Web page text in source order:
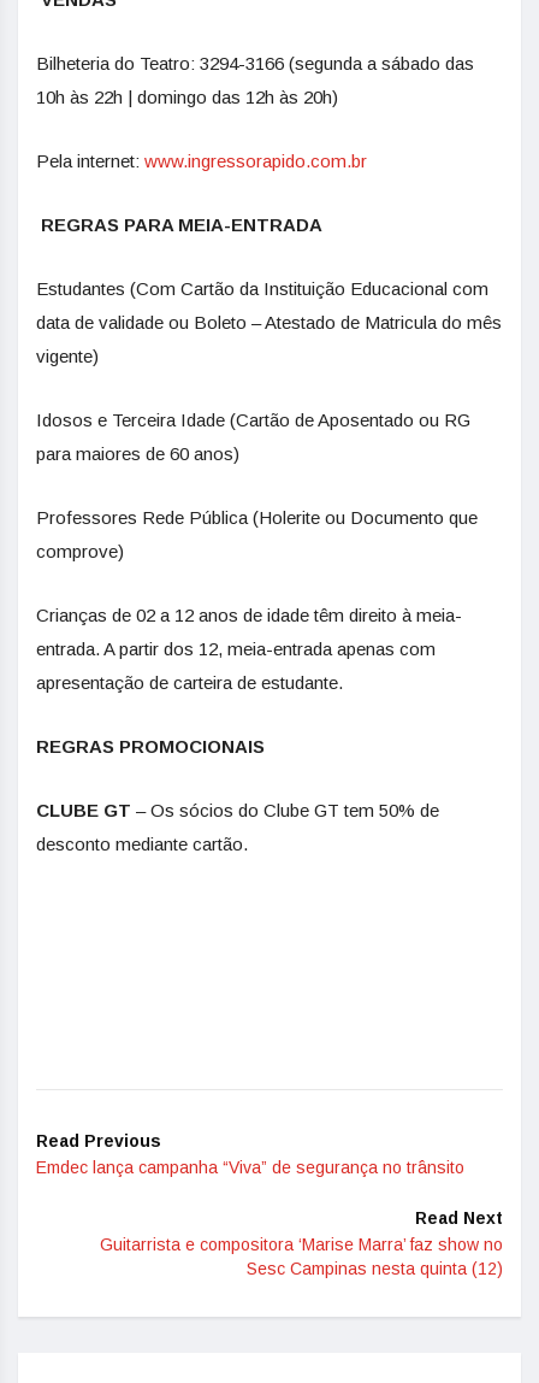
Bilheteria do Teatro: 3294-3166 (segunda a sábado das
10h às 22h | domingo das 12h às 20h)
Pela internet: www.ingressorapido.com.br
REGRAS PARA MEIA-ENTRADA
Estudantes (Com Cartão da Instituição Educacional com
data de validade ou Boleto – Atestado de Matricula do mês
vigente)
Idosos e Terceira Idade (Cartão de Aposentado ou RG
para maiores de 60 anos)
Professores Rede Pública (Holerite ou Documento que
comprove)
Crianças de 02 a 12 anos de idade têm direito à meia-
entrada. A partir dos 12, meia-entrada apenas com
apresentação de carteira de estudante.
REGRAS PROMOCIONAIS
CLUBE GT – Os sócios do Clube GT tem 50% de
desconto mediante cartão.
Read Previous
Emdec lança campanha “Viva” de segurança no trânsito
Read Next
Guitarrista e compositora ‘Marise Marra’ faz show no
Sesc Campinas nesta quinta (12)